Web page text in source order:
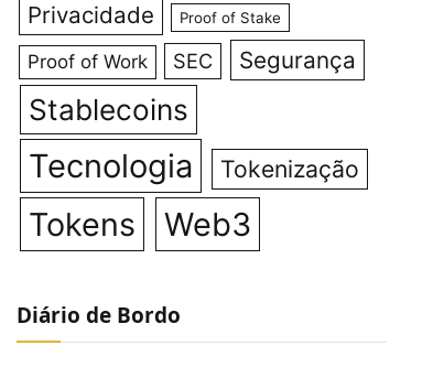
Privacidade Proof of Stake
Proof of Work SEC Segurança
Stablecoins
Tecnologia Tokenização
Tokens Web3
Diário de Bordo